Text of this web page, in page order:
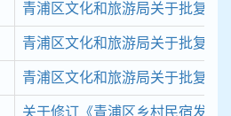
青浦区文化和旅游局关于批复
青浦区文化和旅游局关于批复
青浦区文化和旅游局关于批复
关于修订《青浦区乡村民宿发展